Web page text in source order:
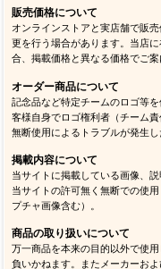
販売価格について
オンラインストアと実店舗で販
更を行う場合があります。当店
合、掲載価格と異なる価格でご案
オーダー商品について
記念品など特定チームのロゴ等
客様自身でロゴ権利者（チーム
無断使用によるトラブルが発生
掲載内容について
当サイトに掲載している画像、
当サイトの許可無く無断での使
プチャ画像含む）。
商品の取り扱いについて
万一商品を本来の目的以外で使
負いかねます。またメーカーお